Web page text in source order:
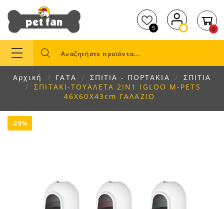
5 0
Αρχική ΓΑΤΑ ΣΠΙΤΙΑ - ΠΟΡΤΑΚΙΑ
ΣΠΙΤΙΑ
ΣΠΙΤΑΚΙ-ΤΟΥΑΛΕΤΑ 2ΙΝ1 IGLOO M-PETS
46X60X43cm ΓΑΛΑΖΙO
-20%